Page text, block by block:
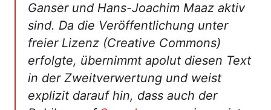
Ganser und Hans-Joachim Maaz aktiv
sind. Da die Veröffentlichung unter
freier Lizenz (Creative Commons)
erfolgte, übernimmt apolut diesen Text
in der Zweitverwertung und weist
explizit darauf hin, dass auch der